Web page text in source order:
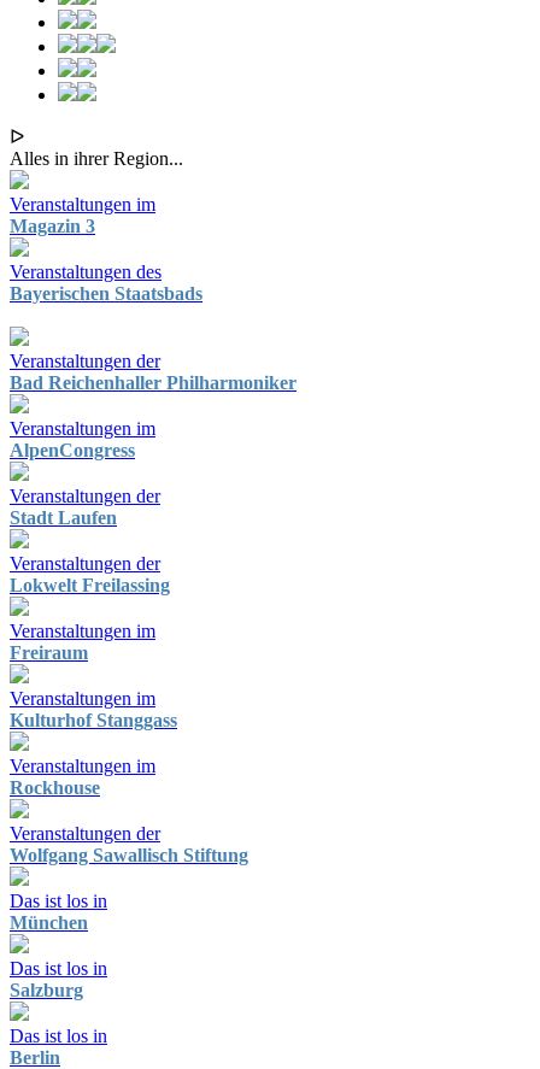
ᐅ
Alles in ihrer Region...
Veranstaltungen im
Magazin 3
Veranstaltungen des
Bayerischen Staatsbads
Veranstaltungen der
Bad Reichenhaller Philharmoniker
Veranstaltungen im
AlpenCongress
Veranstaltungen der
Stadt Laufen
Veranstaltungen der
Lokwelt Freilassing
Veranstaltungen im
Freiraum
Veranstaltungen im
Kulturhof Stanggass
Veranstaltungen im
Rockhouse
Veranstaltungen der
Wolfgang Sawallisch Stiftung
Das ist los in
München
Das ist los in
Salzburg
Das ist los in
Berlin